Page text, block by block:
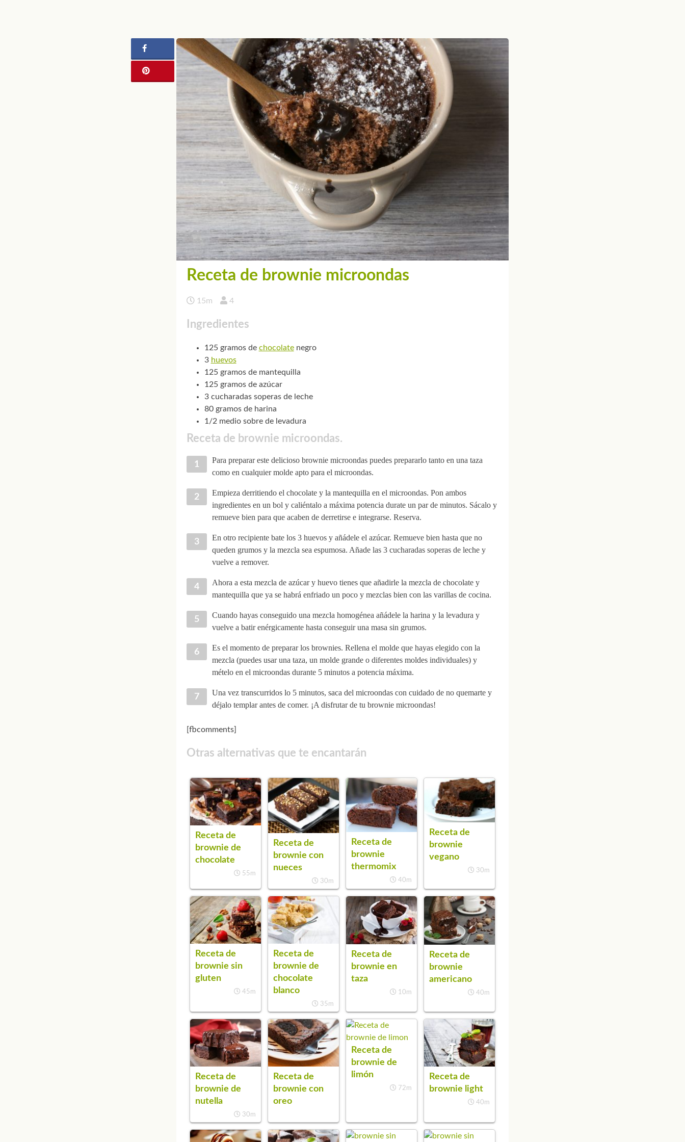
Receta de brownie microondas
15m 4
Ingredientes
125 gramos de chocolatenegro
3 huevos
125 gramos de mantequilla
125 gramos de azúcar
3 cucharadas soperas de leche
80 gramos de harina
1/2 medio sobre de levadura
Receta de brownie microondas.
Para preparar este delicioso brownie microondas puedes prepararlo tanto en una taza
como en cualquier molde apto para el microondas.
Empieza derritiendo el chocolate y la mantequilla en el microondas. Pon ambos
ingredientes en un bol y caliéntalo a máxima potencia durate un par de minutos. Sácalo y
remueve bien para que acaben de derretirse e integrarse. Reserva.
En otro recipiente bate los 3 huevos y añádele el azúcar. Remueve bien hasta que no
queden grumos y la mezcla sea espumosa. Añade las 3 cucharadas soperas de leche y
vuelve a remover.
Ahora a esta mezcla de azúcar y huevo tienes que añadirle la mezcla de chocolate y
mantequilla que ya se habrá enfriado un poco y mezclas bien con las varillas de cocina.
Cuando hayas conseguido una mezcla homogénea añádele la harina y la levadura y
vuelve a batir enérgicamente hasta conseguir una masa sin grumos.
Es el momento de preparar los brownies. Rellena el molde que hayas elegido con la
mezcla (puedes usar una taza, un molde grande o diferentes moldes individuales) y
mételo en el microondas durante 5 minutos a potencia máxima.
Una vez transcurridos lo 5 minutos, saca del microondas con cuidado de no quemarte y
déjalo templar antes de comer. ¡A disfrutar de tu brownie microondas!
[fbcomments]
Otras alternativas que te encantarán
Receta de
brownie de
chocolate
55m
Receta de
brownie con
nueces
30m
Receta de
brownie
thermomix
40m
Receta de
brownie
vegano
30m
Receta de
brownie sin
gluten
45m
Receta de
brownie de
chocolate
blanco
35m
Receta de
brownie en
taza
10m
Receta de
brownie
americano
40m
Receta de
brownie de
nutella
30m
Receta de
brownie con
oreo
Receta de
brownie de
limón
72m
Receta de
brownie light
40m